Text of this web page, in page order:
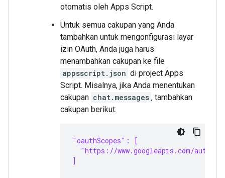
otomatis oleh Apps Script.
Untuk semua cakupan yang Anda
tambahkan untuk mengonfigurasi layar
izin OAuth, Anda juga harus
menambahkan cakupan ke file
appsscript.json di project Apps
Script. Misalnya, jika Anda menentukan
cakupan chat.messages , tambahkan
cakupan berikut:
"oauthScopes": [
"https://www.googleapis.com/auth/
]